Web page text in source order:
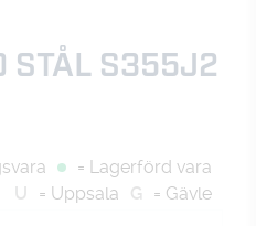
STÅL S355J2
= Lagerförd vara
U
= Uppsala G = Gävle